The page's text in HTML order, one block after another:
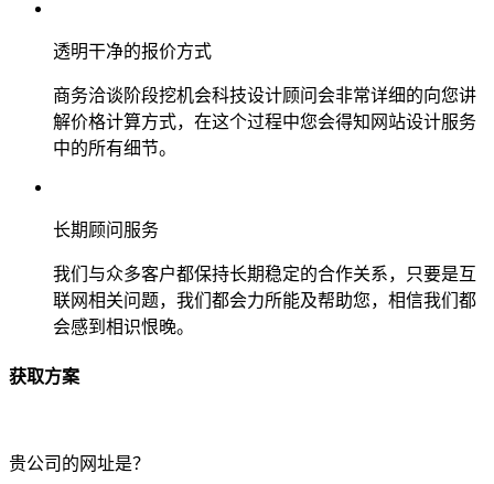
透明干净的报价方式
商务洽谈阶段挖机会科技设计顾问会非常详细的向您讲
解价格计算方式，在这个过程中您会得知网站设计服务
中的所有细节。
长期顾问服务
我们与众多客户都保持长期稳定的合作关系，只要是互
联网相关问题，我们都会力所能及帮助您，相信我们都
会感到相识恨晚。
获取方案
贵公司的网址是？